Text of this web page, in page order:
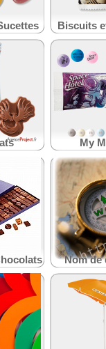
Biscuits
My
Nom de